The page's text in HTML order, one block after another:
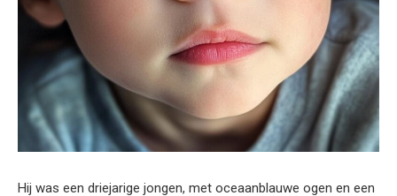
Hij was een driejarige jongen, met oceaanblauwe ogen en een